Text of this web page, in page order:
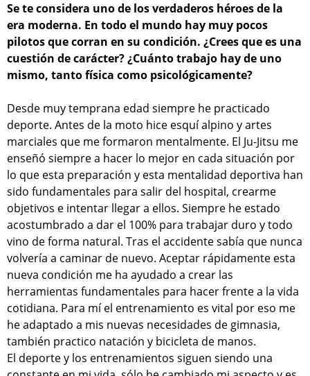
Se te considera uno de los verdaderos héroes de la
era moderna. En todo el mundo hay muy pocos
pilotos que corran en su condición. ¿Crees que es una
cuestión de carácter? ¿Cuánto trabajo hay de uno
mismo, tanto física como psicológicamente?
Desde muy temprana edad siempre he practicado
deporte. Antes de la moto hice esquí alpino y artes
marciales que me formaron mentalmente. El Ju-Jitsu me
enseñó siempre a hacer lo mejor en cada situación por
lo que esta preparación y esta mentalidad deportiva han
sido fundamentales para salir del hospital, crearme
objetivos e intentar llegar a ellos. Siempre he estado
acostumbrado a dar el 100% para trabajar duro y todo
vino de forma natural. Tras el accidente sabía que nunca
volvería a caminar de nuevo. Aceptar rápidamente esta
nueva condición me ha ayudado a crear las
herramientas fundamentales para hacer frente a la vida
cotidiana. Para mí el entrenamiento es vital por eso me
he adaptado a mis nuevas necesidades de gimnasia,
también practico natación y bicicleta de manos.
El deporte y los entrenamientos siguen siendo una